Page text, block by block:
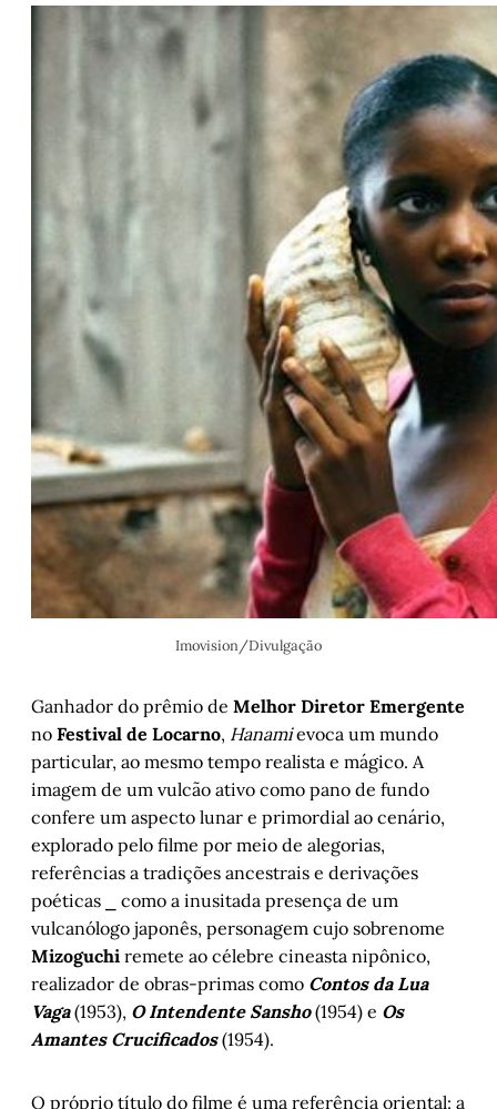
Imovision/Divulgação
Ganhador do prêmio de Melhor Diretor Emergente
no Festival de Locarno, Hanamievoca um mundo
particular, ao mesmo tempo realista e mágico. A
imagem de um vulcão ativo como pano de fundo
confere um aspecto lunar e primordial ao cenário,
explorado pelo filme por meio de alegorias,
referências a tradições ancestrais e derivações
poéticas ⎯ como a inusitada presença de um
vulcanólogo japonês, personagem cujo sobrenome
Mizoguchi remete ao célebre cineasta nipônico,
realizador de obras-primas como Contos da Lua
Vaga(1953), O Intendente Sansho(1954) e Os
Amantes Crucificados(1954).
O próprio título do filme é uma referência oriental: a